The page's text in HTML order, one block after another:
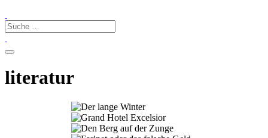
literatur